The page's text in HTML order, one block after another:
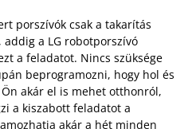
porszívók csak a takarítás
a LG robotporszívó
a feladatot. Nincs szüksége
beprogramozni, hogy hol és
akár el is mehet otthonról,
a kiszabott feladatot a
akár a hét minden